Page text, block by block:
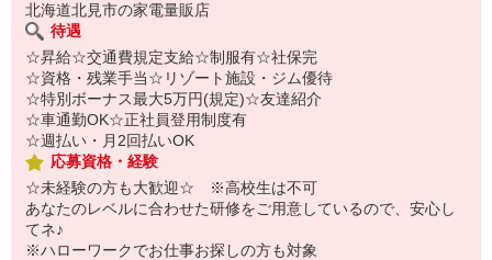
北海道北見市の家電量販店
待遇
☆昇給☆交通費規定支給☆制服有☆社保完
☆資格・残業手当☆リゾート施設・ジム優待
☆特別ボーナス最大5万円(規定)☆友達紹介
☆車通勤OK☆正社員登用制度有
☆週払い・月2回払いOK
応募資格・経験
☆未経験の方も大歓迎☆ ※高校生は不可
あなたのレベルに合わせた研修をご用意しているので、安心し
てネ♪
※ハローワークでお仕事お探しの方も対象